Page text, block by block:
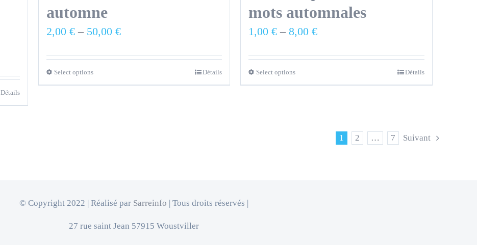
Détails
automne
2,00 €– 50,00 €
Select options Détails
mots automnales
1,00€ –8,00€
Select options Détails
1 2 … 7 Suivant
© Copyright 2022 | Réalisé par Sarreinfo | Tous droits réservés |
27 rue saint Jean 57915 Woustviller